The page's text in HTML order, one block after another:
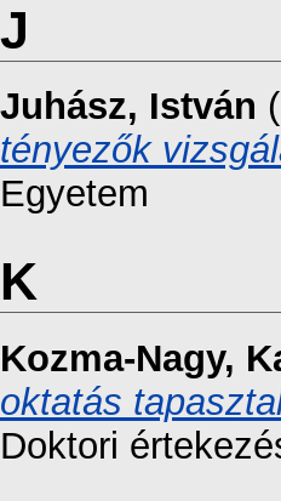
J
Juhász, István
tényezők
Egyetem
K
Kozma-Nagy,
oktatás
Doktori